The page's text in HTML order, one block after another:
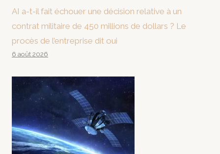
AI a-t-il fait échouer une décision relative à un
contrat militaire de 450 millions de dollars ? Le
procès de l’entreprise dit oui
6 août 2026